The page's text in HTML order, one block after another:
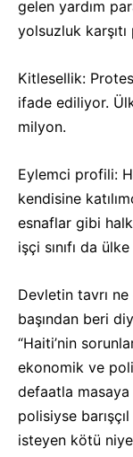
gelen yardım
yolsuzluk
Kitlesellik:
ifade ediliyor.
milyon.
Eylemci profili:
kendisine
esnaflar gibi
işçi sınıfı da
Devletin tavrı
başından beri
“Haiti’nin
ekonomik ve
defaatla masaya
polisiyse
isteyen kötü